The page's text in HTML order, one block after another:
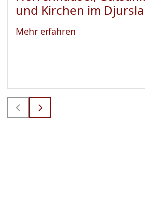
und Kirchen im
Mehr erfahren